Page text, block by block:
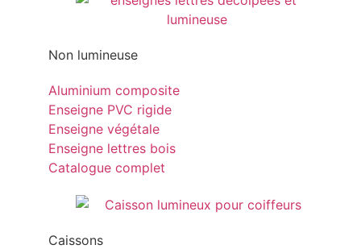
Non lumineuse
Aluminium composite
Enseigne PVC rigide
Enseigne végétale
Enseigne lettres bois
Catalogue complet
Caissons